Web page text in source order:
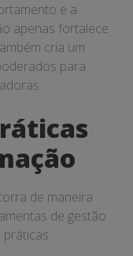
e a
apenas fortalece
cria um
para
de maneira
de gestão
práticas